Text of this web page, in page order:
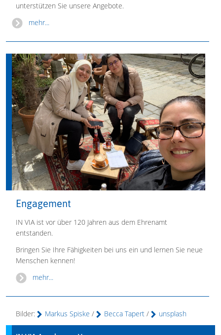
unterstützen Sie unsere Angebote.
mehr...
Engagement
IN VIA ist vor über 120 Jahren aus dem Ehrenamt
entstanden.
Bringen Sie Ihre Fähigkeiten bei uns ein und lernen Sie neue
Menschen kennen!
mehr...
Bilder: Markus Spiske / Becca Tapert / unsplash